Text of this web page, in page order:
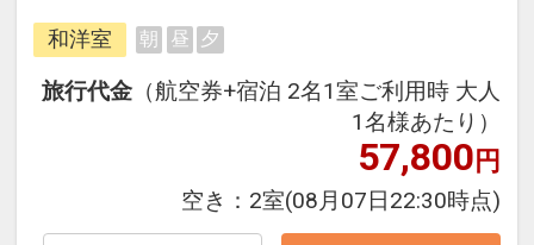
できるダイナミックパッケージだか
ら、一都市滞在はもちろん周遊旅行
にも最適！
旅行期間中の1泊だけの宿泊や延
泊・飛び泊なども自由自在です。
JALマイレージ会員の方にはフライ
トマイルが50%貯まります。
和洋室 朝 昼 夕
旅行代金 （航空券+宿泊 2名1室ご利用時 大人
1名様あたり）
57,800円
空き： 2室(08月07日22:30時点)